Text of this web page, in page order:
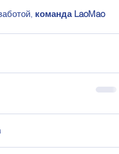
команда LaoMao